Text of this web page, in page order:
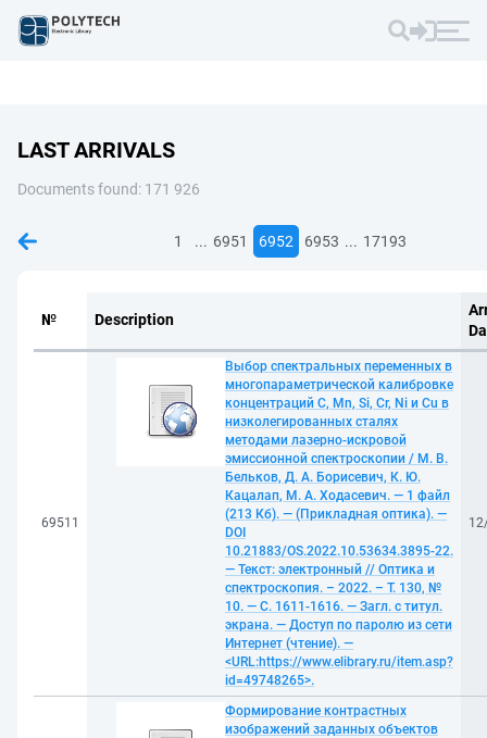
LAST ARRIVALS
Documents found: 171 926
1 ... 6951 6952 6953 ... 17193
№ Description
69511
Выбор спектральных переменных в
многопараметрической калибровке
концентраций C, Mn, Si, Cr, Ni и Cu в
низколегированных сталях
методами лазерно-искровой
эмиссионной спектроскопии / М. В.
Бельков, Д. А. Борисевич, К. Ю.
Кацалап, М. А. Ходасевич. — 1 файл
(213 Кб). — (Прикладная оптика). —
DOI
10.21883/OS.2022.10.53634.3895-22.
— Текст: электронный // Оптика и
спектроскопия. – 2022. – Т. 130, №
10. — С. 1611-1616. — Загл. с титул.
экрана. — Доступ по паролю из сети
Интернет (чтение). —
<URL:https://www.elibrary.ru/item.asp?
id=49748265>.
Формирование контрастных
изображений заданных объектов